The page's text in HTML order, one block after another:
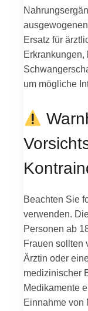
Ersatz für
Erkrankungen,
um mögliche
Beachten Sie
verwenden.
Personen ab
Frauen sollten
Ärztin oder
medizinischer
Medikamente
Einnahme von